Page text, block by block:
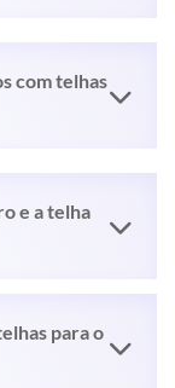
com telhas
e a telha
para o